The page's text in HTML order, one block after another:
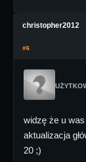
christopher2012
#6
widzę że u
aktualizacja
20 ;)